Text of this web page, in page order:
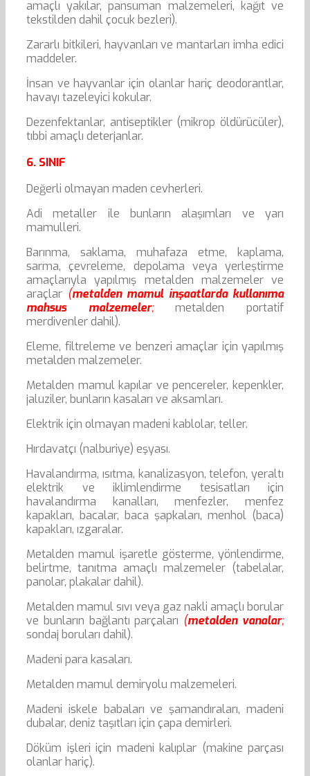
amaçlı yakılar, pansuman malzemeleri, kağıt ve
tekstilden dahil çocuk bezleri).
Zararlı bitkileri, hayvanları ve mantarları imha edici
maddeler.
İnsan ve hayvanlar için olanlar hariç deodorantlar,
havayı tazeleyici kokular.
Dezenfektanlar, antiseptikler (mikrop öldürücüler),
tıbbi amaçlı deterjanlar.
6. SINIF
Değerli olmayan maden cevherleri.
Adi metaller ile bunların alaşımları ve yarı
mamulleri.
Barınma, saklama, muhafaza etme, kaplama,
sarma, çevreleme, depolama veya yerleştirme
amaçlarıyla yapılmış metalden malzemeler ve
araçlar (metalden mamul inşaatlarda kullanıma
mahsus malzemeler;metalden portatif
merdivenler dahil).
Eleme, filtreleme ve benzeri amaçlar için yapılmış
metalden malzemeler.
Metalden mamul kapılar ve pencereler, kepenkler,
jaluziler, bunların kasaları ve aksamları.
Elektrik için olmayan madeni kablolar, teller.
Hırdavatçı (nalburiye) eşyası.
Havalandırma, ısıtma, kanalizasyon, telefon, yeraltı
elektrik ve iklimlendirme tesisatları için
havalandırma kanalları, menfezler, menfez
kapakları, bacalar, baca şapkaları, menhol (baca)
kapakları, ızgaralar.
Metalden mamul işaretle gösterme, yönlendirme,
belirtme, tanıtma amaçlı malzemeler (tabelalar,
panolar, plakalar dahil).
Metalden mamul sıvı veya gaz nakli amaçlı borular
ve bunların bağlantı parçaları (metalden vanalar;
sondaj boruları dahil).
Madeni para kasaları.
Metalden mamul demiryolu malzemeleri.
Madeni iskele babaları ve şamandıraları, madeni
dubalar, deniz taşıtları için çapa demirleri.
Döküm işleri için madeni kalıplar (makine parçası
olanlar hariç).